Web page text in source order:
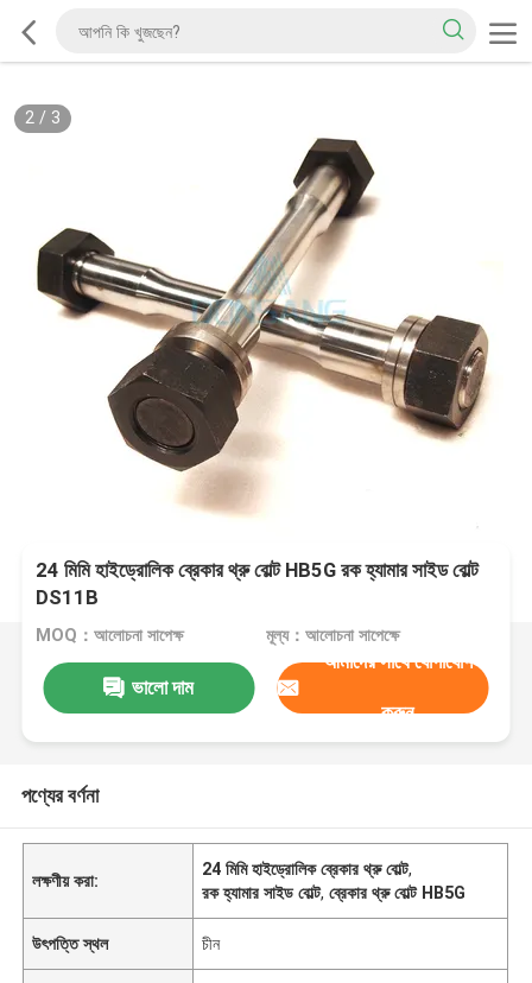
2/ 3
24 মিমি হাইড্রোলিক ব্রেকার থ্রু বোল্ট HB5G রক হ্যামার সাইড বোল্ট
DS11B
MOQ：আলোচনা সাপেক্ষ মূল্য：আলোচনা সাপেক্ষে
ভালো দাম
আমাদের সাথে যোগাযোগ
করুন
পণ্যের বর্ণনা
লক্ষণীয় করা:
24 মিমি হাইড্রোলিক ব্রেকার থ্রু বোল্ট,
রক হ্যামার সাইড বোল্ট,ব্রেকার থ্রু বোল্ট HB5G
উৎপত্তি স্থল চীন